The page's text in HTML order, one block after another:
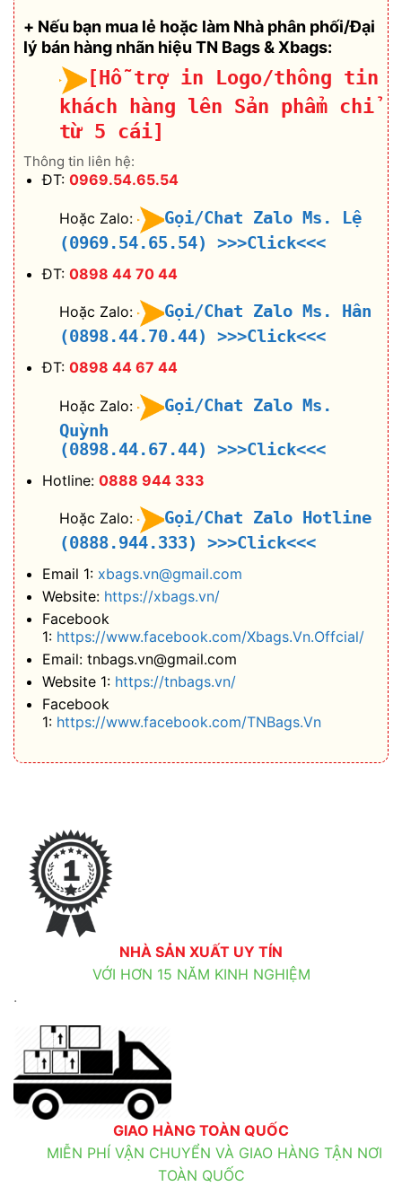
+ Nếu bạn mua lẻ hoặc làm Nhà phân phối/Đại
lý bán hàng nhãn hiệu TN Bags & Xbags:
[Hỗ trợ in Logo/thông tin
khách hàng lên Sản phẩm chỉ
từ 5 cái]
Thông tin liên hệ:
ĐT: 0969.54.65.54
Hoặc Zalo:
Gọi/Chat Zalo Ms. Lệ
(0969.54.65.54)
>>>Click<<<
ĐT: 0898 44 70 44
Hoặc Zalo:
Gọi/Chat Zalo Ms. Hân
(0898.44.70.44)
>>>Click<<<
ĐT: 0898 44 67 44
Hoặc Zalo:
Gọi/Chat Zalo Ms.
Quỳnh
(0898.44.67.44)
>>>Click<<<
Hotline: 0888 944 333
Hoặc Zalo:
Gọi/Chat Zalo Hotline
(0888.944.333)
>>>Click<<<
Email 1: xbags.vn@gmail.com
Website: https://xbags.vn/
Facebook
1: https://www.facebook.com/Xbags.Vn.Offcial/
Email: tnbags.vn@gmail.com
Website 1: https://tnbags.vn/
Facebook
1: https://www.facebook.com/TNBags.Vn
NHÀ SẢN XUẤT UY TÍN
VỚI HƠN 15 NĂM KINH NGHIỆM
.
GIAO HÀNG TOÀN QUỐC
MIỄN PHÍ VẬN CHUYỂN VÀ GIAO HÀNG TẬN NƠI
TOÀN QUỐC